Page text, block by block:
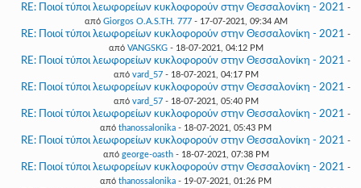
RE: Ποιοί τύποι λεωφορείων κυκλοφορούν στην Θεσσαλονίκη - 2021 -
από Giorgos O.A.S.TH. 777- 17-07-2021, 09:34 AM
RE: Ποιοί τύποι λεωφορείων κυκλοφορούν στην Θεσσαλονίκη - 2021 -
από VANGSKG- 18-07-2021, 04:12 PM
RE: Ποιοί τύποι λεωφορείων κυκλοφορούν στην Θεσσαλονίκη - 2021 -
από vard_57- 18-07-2021, 04:17 PM
RE: Ποιοί τύποι λεωφορείων κυκλοφορούν στην Θεσσαλονίκη - 2021 -
από vard_57- 18-07-2021, 05:40 PM
RE: Ποιοί τύποι λεωφορείων κυκλοφορούν στην Θεσσαλονίκη - 2021 -
από thanossalonika - 18-07-2021, 05:43 PM
RE: Ποιοί τύποι λεωφορείων κυκλοφορούν στην Θεσσαλονίκη - 2021 -
από george-oasth- 18-07-2021, 07:38 PM
RE: Ποιοί τύποι λεωφορείων κυκλοφορούν στην Θεσσαλονίκη - 2021 -
από thanossalonika - 19-07-2021, 01:26 PM